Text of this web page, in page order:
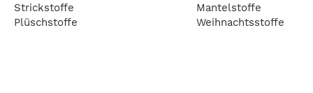
Strickstoffe
Plüschstoffe
Mantelstoffe
Weihnachtsstoffe